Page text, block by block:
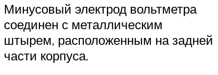
Минусовый электрод вольтметра
соединен с металлическим
штырем, расположенным на задней
части корпуса.